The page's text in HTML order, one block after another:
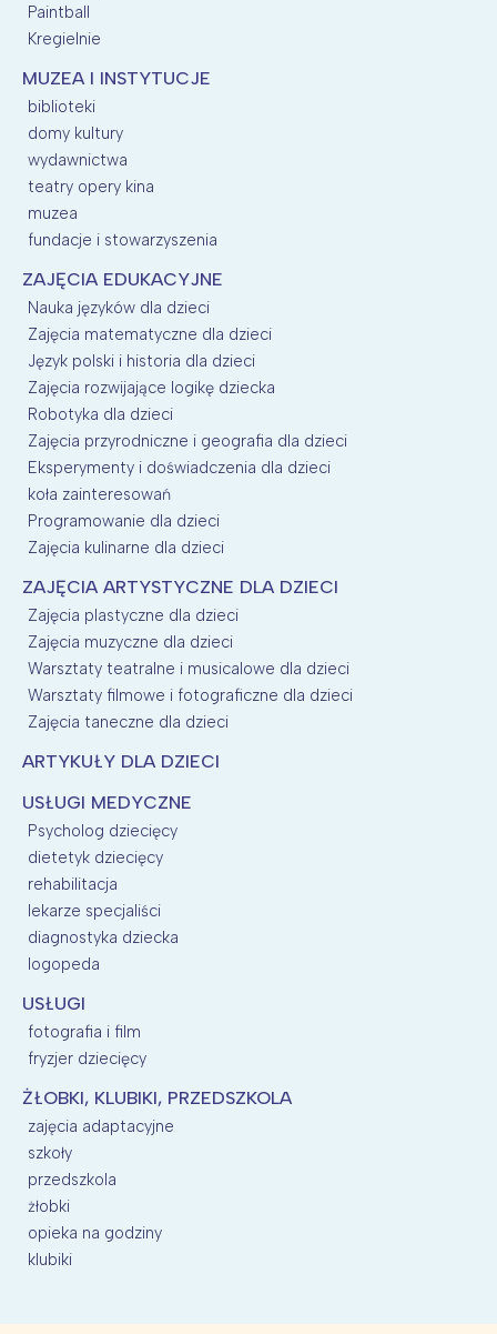
Paintball
Kregielnie
MUZEA I INSTYTUCJE
biblioteki
domy kultury
wydawnictwa
teatry opery kina
muzea
fundacje i stowarzyszenia
ZAJĘCIA EDUKACYJNE
Nauka języków dla dzieci
Zajęcia matematyczne dla dzieci
Język polski i historia dla dzieci
Zajęcia rozwijające logikę dziecka
Robotyka dla dzieci
Zajęcia przyrodniczne i geografia dla dzieci
Eksperymenty i doświadczenia dla dzieci
koła zainteresowań
Programowanie dla dzieci
Zajęcia kulinarne dla dzieci
ZAJĘCIA ARTYSTYCZNE DLA DZIECI
Zajęcia plastyczne dla dzieci
Zajęcia muzyczne dla dzieci
Warsztaty teatralne i musicalowe dla dzieci
Warsztaty filmowe i fotograficzne dla dzieci
Zajęcia taneczne dla dzieci
ARTYKUŁY DLA DZIECI
USŁUGI MEDYCZNE
Psycholog dziecięcy
dietetyk dziecięcy
rehabilitacja
lekarze specjaliści
diagnostyka dziecka
logopeda
USŁUGI
fotografia i film
fryzjer dziecięcy
ŻŁOBKI, KLUBIKI, PRZEDSZKOLA
zajęcia adaptacyjne
szkoły
przedszkola
żłobki
opieka na godziny
klubiki